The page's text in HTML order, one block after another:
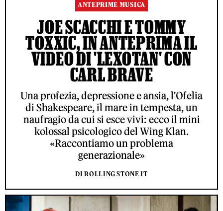
ANTEPRIME MUSICA
JOE SCACCHI E TOMMY
TOXXIC, IN ANTEPRIMA IL
VIDEO DI 'LEXOTAN' CON
CARL BRAVE
Una profezia, depressione e ansia, l'Ofelia
di Shakespeare, il mare in tempesta, un
naufragio da cui si esce vivi: ecco il mini
kolossal psicologico del Wing Klan.
«Raccontiamo un problema
generazionale»
DI ROLLING STONE IT